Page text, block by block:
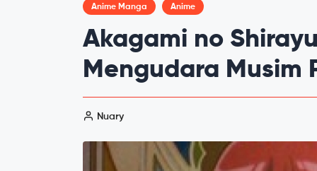
Anime Manga Anime
Akagami no
Mengudara Musim
Nuary